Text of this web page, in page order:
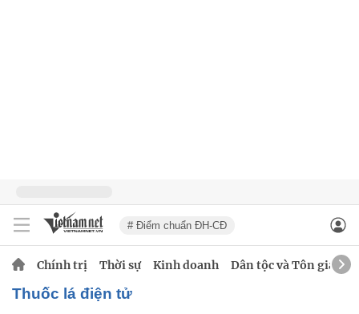
# Điểm chuẩn ĐH-CĐ
Chính trị Thời sự Kinh doanh Dân tộc và Tôn giáo
thuốc lá điện tử